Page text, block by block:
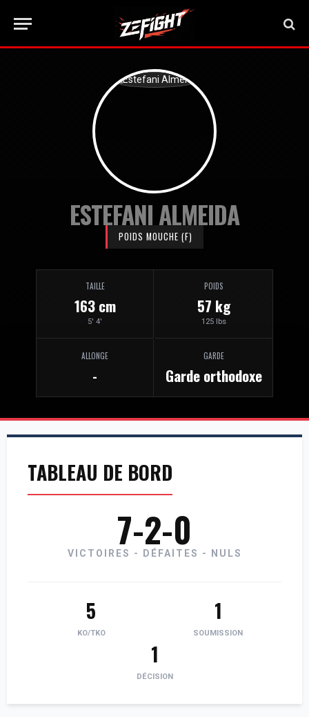
ESTEFANI ALMEIDA
POIDS MOUCHE (F)
TAILLE
163 cm
5' 4'
POIDS
57 kg
125 lbs
ALLONGE
-
GARDE
Garde orthodoxe
TABLEAU DE BORD
7-2-0
VICTOIRES - DÉFAITES - NULS
5
KO/TKO
1
SOUMISSION
1
DÉCISION